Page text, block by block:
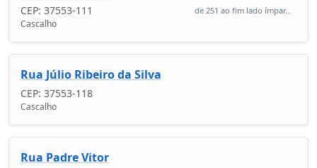
CEP: 37553-111 de 251 ao fim lado ímpar...
Cascalho
Rua Júlio Ribeiro da Silva
CEP: 37553-118
Cascalho
Rua Padre Vitor